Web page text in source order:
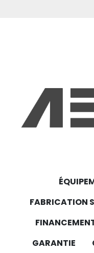
FABRICATION
GARANTIE